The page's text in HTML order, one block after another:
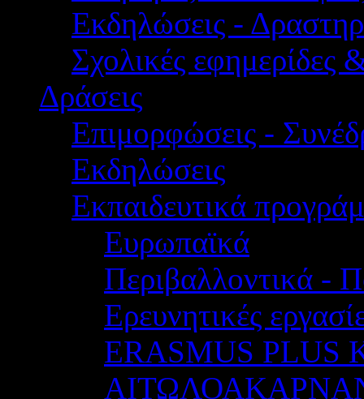
Εκδηλώσεις -
Σχολικές εφημερίδες
Δράσεις
Επιμορφώσεις -
Εκδηλώσεις
Εκπαιδευτικά
Ευρωπαϊκά
Περιβαλλοντικά -
Ερευνητικές
ERASMUS PLUS